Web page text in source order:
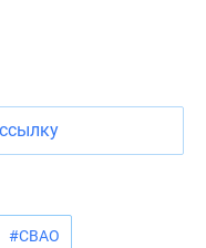
#СВАО